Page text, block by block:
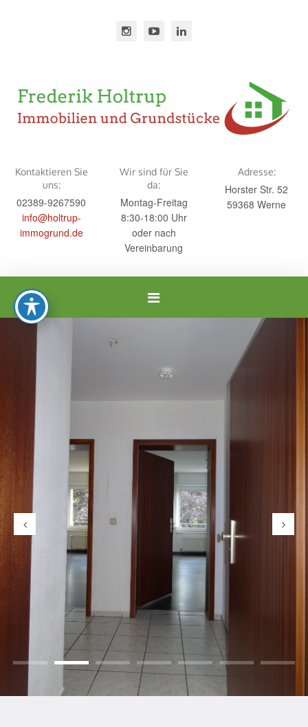
Kontaktieren Sie
uns:
02389-9267590
info@holtrup-
immogrund.de
Wir sind für Sie
da:
Montag-Freitag
8:30-18:00 Uhr
oder nach
Vereinbarung
Adresse:
Horster Str. 52
59368 Werne
Navigation